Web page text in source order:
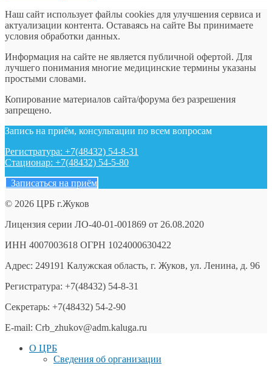
Наш сайт использует файлы cookies для улучшения сервиса и
актуализации контента. Оставаясь на сайте Вы принимаете
условия обработки данных.
Информация на сайте не является публичной офертой. Для
лучшего понимания многие медицинские термины указаны
простыми словами.
Копирование материалов сайта/форума без разрешения
запрещено.
Запись на приём, консультации по всем вопросам
Регистратура: +7(48432) 54-8-31
Стационар: +7(48432) 54-5-80
Записаться на приём
© 2026 ЦРБ г.Жуков
Лицензия серии ЛО-40-01-001869 от 26.08.2020
ИНН 4007003618 ОГРН 1024000630422
Адрес: 249191 Калужская область, г. Жуков, ул. Ленина, д. 96
Регистратура: +7(48432) 54-8-31
Секретарь: +7(48432) 54-2-90
E-mail: Crb_zhukov@adm.kaluga.ru
О ЦРБ
Сведения об организации